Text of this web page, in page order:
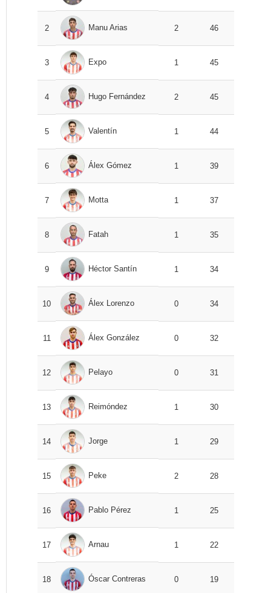
2 Manu Arias 2 46
3 Expo 1 45
4 Hugo Fernández 2 45
5 Valentín 1 44
6 Álex Gómez 1 39
7 Motta 1 37
8 Fatah 1 35
9 Héctor Santín 1 34
10 Álex Lorenzo 0 34
11 Álex González 0 32
12 Pelayo 0 31
13 Reimóndez 1 30
14 Jorge 1 29
15 Peke 2 28
16 Pablo Pérez 1 25
17 Arnau 1 22
18 Óscar Contreras 0 19